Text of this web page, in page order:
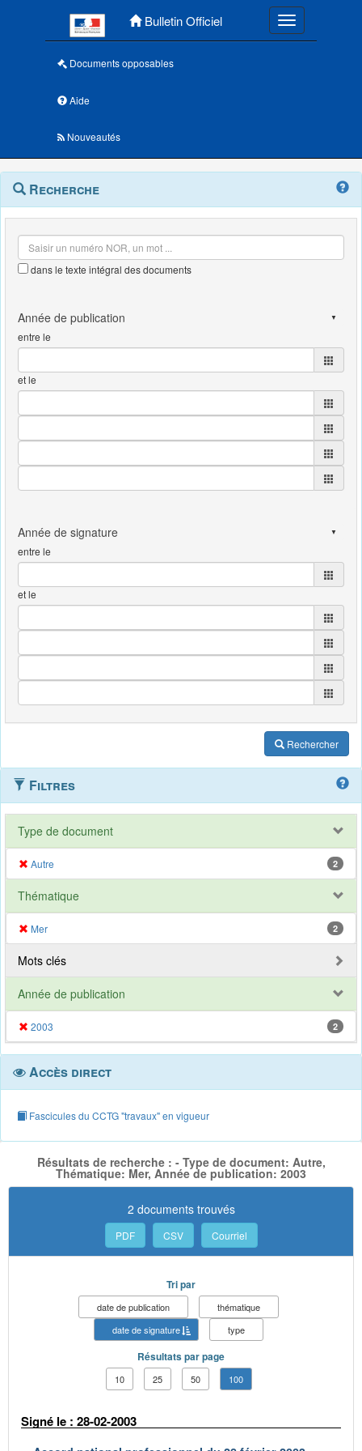
Bulletin Officiel Toggle
Documents opposables
Aide
Nouveautés
Navigation
outils
Menu
contextuel
Recherche
dans le texte intégral des documents
entre le
et le
entre le
et le
Rechercher
Filtres
Type de document
Autre 2
Thématique
Mer 2
Mots clés
Année de publication
2003 2
Accès direct
Fascicules du CCTG "travaux" en vigueur
Résultats de recherche : - Type de document: Autre,
Thématique: Mer, Année de publication: 2003
2 documents trouvés
PDF CSV Courriel
Tri par
date de publication
thématique
date de signature
type
Résultats par page
10 25 50 100
Signé le : 28-02-2003